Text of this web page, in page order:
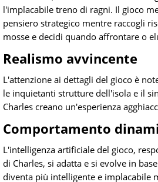
l'implacabile treno di ragni. Il gioco
pensiero strategico mentre raccogli
mosse e decidi quando affrontare o
Realismo avvincente
L'attenzione ai dettagli del gioco è
le inquietanti strutture dell'isola e il
Charles creano un'esperienza
Comportamento
L'intelligenza artificiale del gioco,
di Charles, si adatta e si evolve in
diventa più intelligente e implacabile